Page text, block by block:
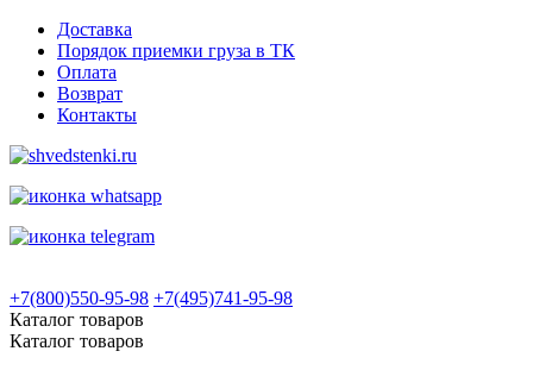
Доставка
Порядок приемки груза в ТК
Оплата
Возврат
Контакты
+7(800)550-95-98 +7(495)741-95-98
Каталог товаров
Каталог товаров